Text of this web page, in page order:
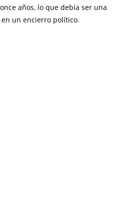
años, lo que debía ser una
un encierro político.